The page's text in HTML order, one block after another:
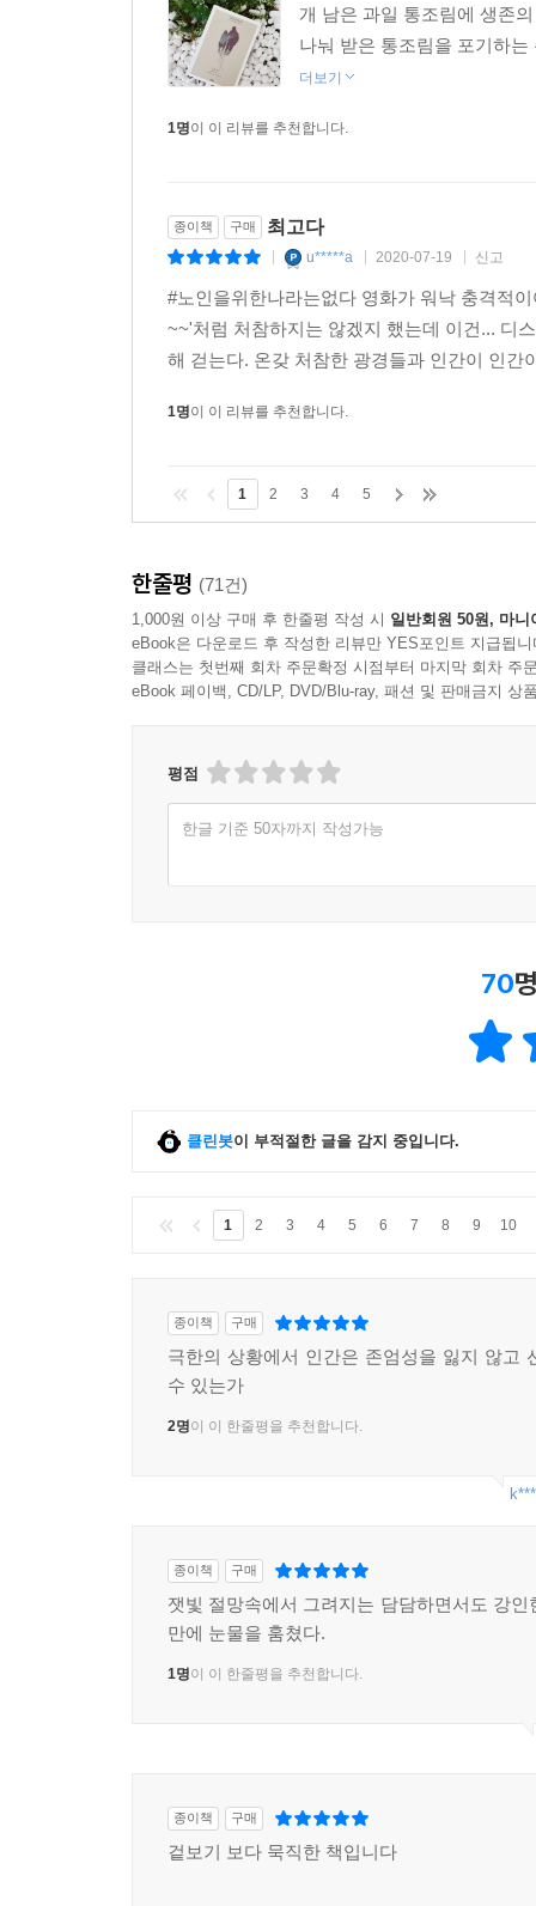
『로드』가 발표된 뒤, 많은 비평가와 독자들
누군가는 “지옥으로 가는 여정을 담은 또하나의
“아버지와 아들이 길을 떠나는 이야기”라고만
고유명사가 사라진 완전한 흑백의 세계, 어설픈
줄기 빛 같은 희망이 비치는 것은 이러한 소설의
320페이지의 절망, 그리고 단 한 줄의 가장 아름다
코맥 매카시는 우리 시대의 가장 중요한 작가다.
저 멀리 미국의 9?11사태나 최근의 미얀마 사이
세계가 그리 낯설지 않게 다가오는 건 어쩌면
누구나 상상할 수 있는 미래의 황폐함으로 우
되었는지도 설명해주지 않는다. 시점의 이동도 빈
같은 대화도 종종 만나게 된다. 그런데다 매카
여정을 따라가기란 결코 만만한 일이 아니다. ‘
희망은 더욱 각별하다.
우리가 사는 게 안 좋니?
글쎄, 나는 그래도 우리가 아직 여기 있다는 게 중
위에서 초연한 태도로, 그러나 날카로운 눈으로
개 남은 과일 통조림에 생존
나눠 받은 통조림을 포기하
더보기
1명이 이 리뷰를 추천합니다.
종이책 구매 최고다
u*****a 2020-07-19 신고
#노인을위한나라는없다 영화가 워낙 충격적
~~'처럼 처참하지는 않겠지 했는데 이건... 디
해 걷는다. 온갖 처참한 광경들과 인간이 인
1명이 이 리뷰를 추천합니다.
1 2 3 4 5
한줄평 (71건)
1,000원 이상 구매 후 한줄평 작성 시 일반회원 50원, 마니
eBook은 다운로드 후 작성한 리뷰만 YES포인트 지급됩니
클래스는 첫번째 회차 주문확정 시점부터 마지막 회차 주
eBook 페이백, CD/LP, DVD/Blu-ray, 패션 및 판매금지 상
평점
한글 기준 50자까지 작성가능
70
클린봇이 부적절한 글을 감지 중입니다.
1 2 3 4 5 6 7 8 9 10
종이책 구매
극한의 상황에서 인간은 존엄성을 잃지 않고
수 있는가
2명이 이 한줄평을 추천합니다.
종이책 구매
잿빛 절망속에서 그려지는 담담하면서도 강인
만에 눈물을 훔쳤다.
1명이 이 한줄평을 추천합니다.
종이책 구매
겉보기 보다 묵직한 책입니다